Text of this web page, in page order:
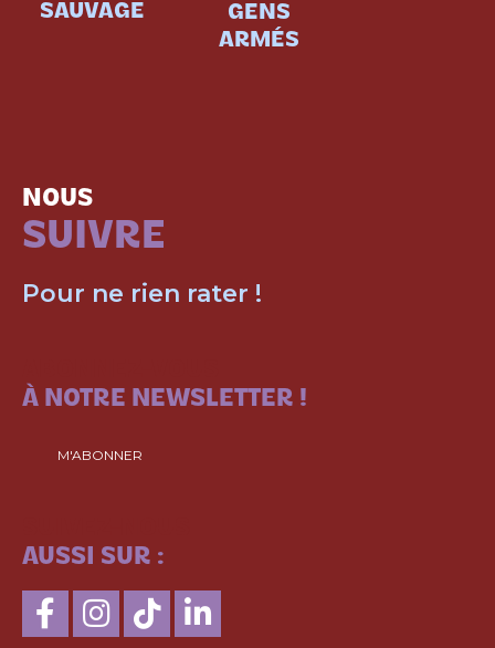
SAUVAGE
GENS
ARMÉS
NOUS
SUIVRE
Pour ne rien rater !
À NOTRE NEWSLETTER !
M'ABONNER
AUSSI SUR :